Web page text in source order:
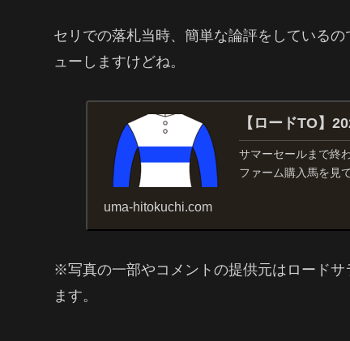
セリでの落札当時、簡単な論評をしている
ューしますけどね。
【ロードTO】
サマーセールまで終
ファーム購入馬を見
uma-hitokuchi.com
※写真の一部やコメントの提供元はロード
ます。